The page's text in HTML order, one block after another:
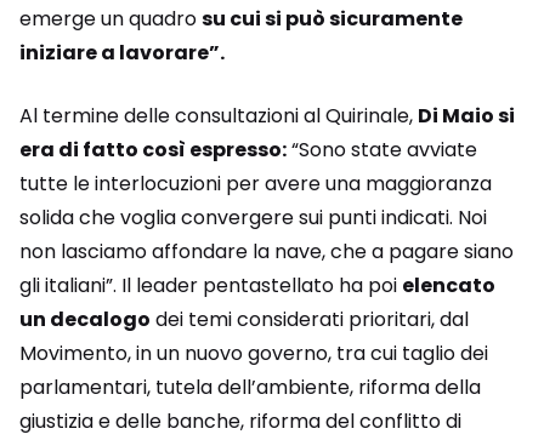
emerge un quadrosu cui si può sicuramente
iniziare a lavorare”.
Al termine delle consultazioni al Quirinale, Di Maio si
era di fatto così espresso:“Sono state avviate
tutte le interlocuzioni per avere una maggioranza
solida che voglia convergere sui punti indicati. Noi
non lasciamo affondare la nave, che a pagare siano
gli italiani”. Il leader pentastellato ha poi elencato
un decalogo dei temi considerati prioritari, dal
Movimento, in un nuovo governo, tra cui taglio dei
parlamentari, tutela dell’ambiente, riforma della
giustizia e delle banche, riforma del conflitto di